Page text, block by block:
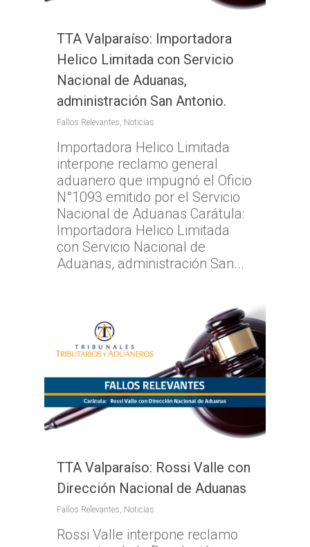
TTA Valparaíso: Importadora
Helico Limitada con Servicio
Nacional de Aduanas,
administración San Antonio.
Fallos Relevantes, Noticias
Importadora Helico Limitada
interpone reclamo general
aduanero que impugnó el Oficio
N°1093 emitido por el Servicio
Nacional de Aduanas Carátula:
Importadora Helico Limitada
con Servicio Nacional de
Aduanas, administración San...
TTA Valparaíso: Rossi Valle con
Dirección Nacional de Aduanas
Fallos Relevantes, Noticias
Rossi Valle interpone reclamo